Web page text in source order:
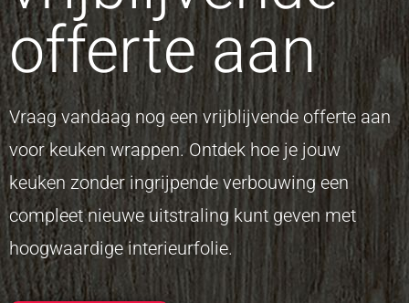
offerte aan
Vraag vandaag nog een vrijblijvende offerte aan
voor keuken wrappen. Ontdek hoe je jouw
keuken zonder ingrijpende verbouwing een
compleet nieuwe uitstraling kunt geven met
hoogwaardige interieurfolie.